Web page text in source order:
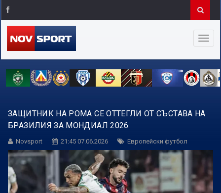
ЗАЩИТНИК НА РОМА СЕ ОТТЕГЛИ ОТ СЪСТАВА НА
БРАЗИЛИЯ ЗА МОНДИАЛ 2026
Novsport 21:45 07.06.2026 Европейски футбол